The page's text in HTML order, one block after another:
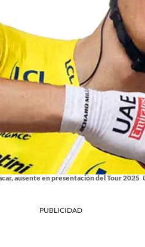
ausente en presentación del Tour 2025
PUBLICIDAD